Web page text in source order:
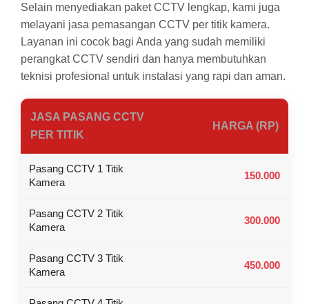
Selain menyediakan paket CCTV lengkap, kami juga
melayani jasa pemasangan CCTV per titik kamera.
Layanan ini cocok bagi Anda yang sudah memiliki
perangkat CCTV sendiri dan hanya membutuhkan
teknisi profesional untuk instalasi yang rapi dan aman.
JASA PASANG CCTV
PER TITIK
HARGA (RP)
Pasang CCTV 1 Titik
Kamera
150.000
Pasang CCTV 2 Titik
Kamera
300.000
Pasang CCTV 3 Titik
Kamera
450.000